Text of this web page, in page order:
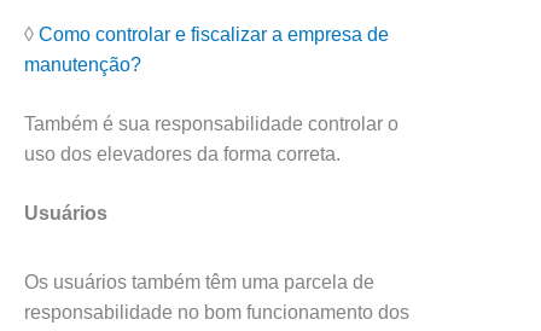
◊ Como controlar e fiscalizar a empresa de
manutenção?
Também é sua responsabilidade controlar o
uso dos elevadores da forma correta.
Usuários
Os usuários também têm uma parcela de
responsabilidade no bom funcionamento dos